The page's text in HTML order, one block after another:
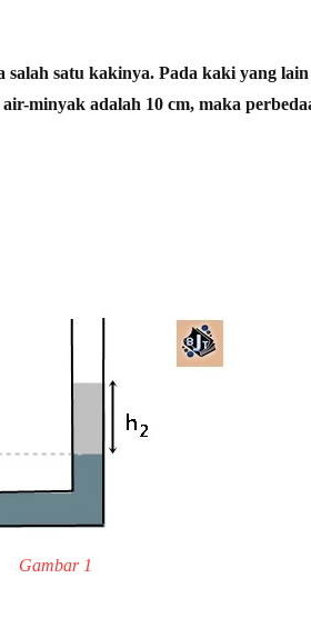
satu kakinya. Pada kaki yang
minyak adalah 10 cm, maka
Gambar 1